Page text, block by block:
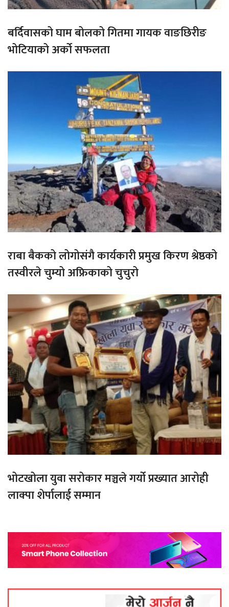
बर्दिवासको घाम बोलको गितमा गायक वाङछिरीङ
भोटियाको अर्को सफलता
राबा बैकको लोगोसंगै कार्यकारी प्रमुख किरण श्रेष्ठको
तस्वीरले चुम्यो अफ्रिकाको चुचुरो
भोटखोला युवा सरोकार मञ्चले गर्यो प्रख्यात आरोही
लाक्पा शेर्पालाई सम्मान